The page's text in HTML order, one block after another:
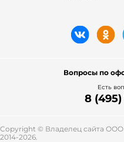
Вопросы по
Есть
8
Copyright © Владелец сайта ООО
2014-2026.